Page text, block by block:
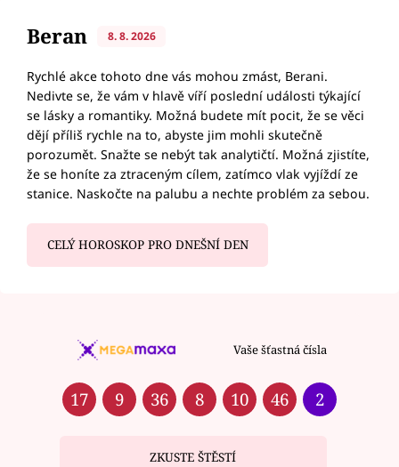
Beran 8. 8. 2026
Rychlé akce tohoto dne vás mohou zmást, Berani.
Nedivte se, že vám v hlavě víří poslední události týkající
se lásky a romantiky. Možná budete mít pocit, že se věci
dějí příliš rychle na to, abyste jim mohli skutečně
porozumět. Snažte se nebýt tak analytičtí. Možná zjistíte,
že se honíte za ztraceným cílem, zatímco vlak vyjíždí ze
stanice. Naskočte na palubu a nechte problém za sebou.
CELÝ HOROSKOP PRO DNEŠNÍ DEN
Vaše šťastná čísla
17 9 36 8 10 46 2
ZKUSTE ŠTĚSTÍ